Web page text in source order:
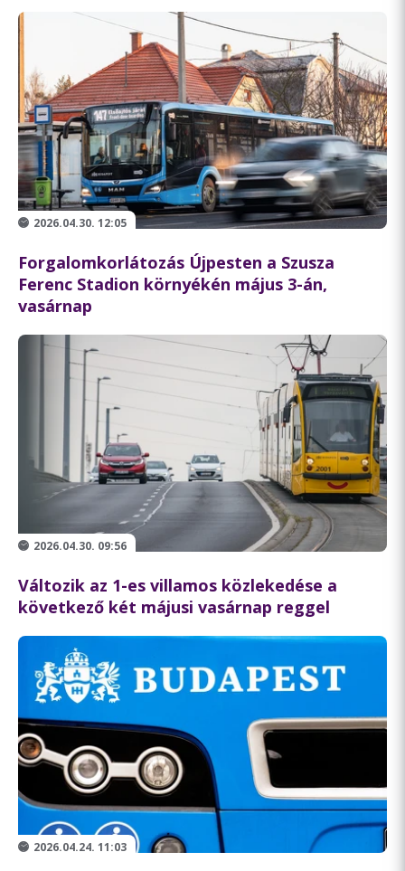
2026.04.30. 12:05
Forgalomkorlátozás Újpesten a Szusza
Ferenc Stadion környékén május 3-án,
vasárnap
2026.04.30. 09:56
Változik az 1-es villamos közlekedése a
következő két májusi vasárnap reggel
2026.04.24. 11:03